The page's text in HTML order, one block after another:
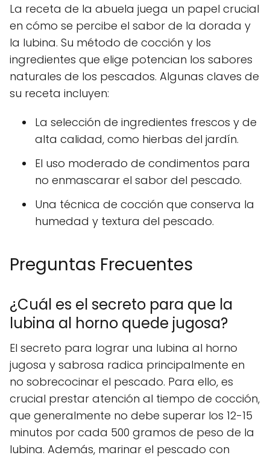
La receta de la abuela juega un papel crucial
en cómo se percibe el sabor de la dorada y
la lubina. Su método de cocción y los
ingredientes que elige potencian los sabores
naturales de los pescados. Algunas claves de
su receta incluyen:
La selección de ingredientes frescos y de
alta calidad, como hierbas del jardín.
El uso moderado de condimentos para
no enmascarar el sabor del pescado.
Una técnica de cocción que conserva la
humedad y textura del pescado.
Preguntas Frecuentes
¿Cuál es el secreto para que la
lubina al horno quede jugosa?
El secreto para lograr una lubina al horno
jugosa y sabrosa radica principalmente en
no sobrecocinar el pescado. Para ello, es
crucial prestar atención al tiempo de cocción,
que generalmente no debe superar los 12-15
minutos por cada 500 gramos de peso de la
lubina. Además, marinar el pescado con